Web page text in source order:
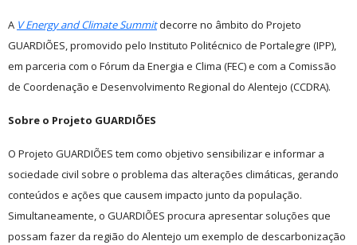
A V Energy and Climate Summitdecorre no âmbito do Projeto
GUARDIÕES, promovido pelo Instituto Politécnico de Portalegre (IPP),
em parceria com o Fórum da Energia e Clima (FEC) e com a Comissão
de Coordenação e Desenvolvimento Regional do Alentejo (CCDRA).
Sobre o Projeto GUARDIÕES
O Projeto GUARDIÕES tem como objetivo sensibilizar e informar a
sociedade civil sobre o problema das alterações climáticas, gerando
conteúdos e ações que causem impacto junto da população.
Simultaneamente, o GUARDIÕES procura apresentar soluções que
possam fazer da região do Alentejo um exemplo de descarbonização